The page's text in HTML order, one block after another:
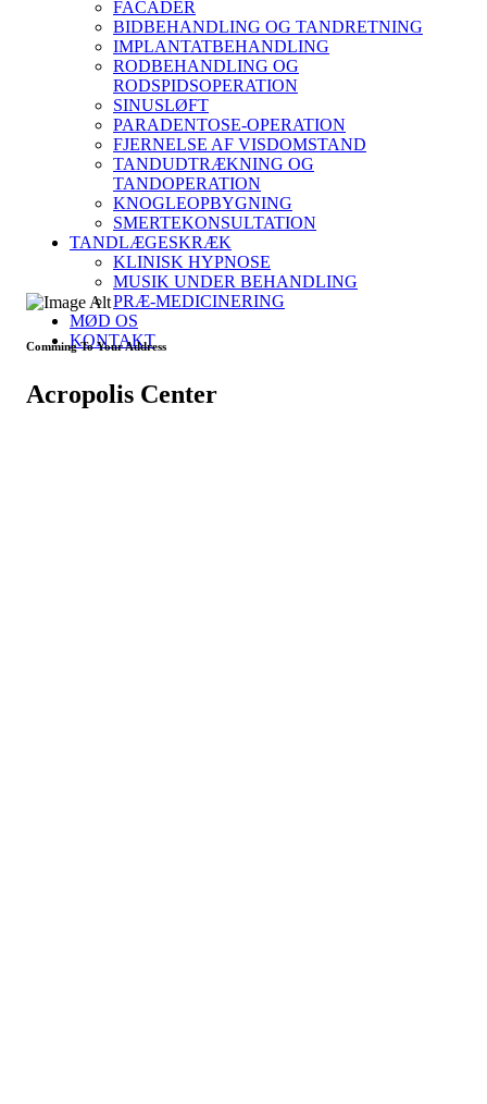
FACADER
BIDBEHANDLING OG TANDRETNING
IMPLANTATBEHANDLING
RODBEHANDLING OG
RODSPIDSOPERATION
SINUSLØFT
PARADENTOSE-OPERATION
FJERNELSE AF VISDOMSTAND
TANDUDTRÆKNING OG
TANDOPERATION
KNOGLEOPBYGNING
SMERTEKONSULTATION
TANDLÆGESKRÆK
KLINISK HYPNOSE
MUSIK UNDER BEHANDLING
PRÆ-MEDICINERING
MØD OS
KONTAKT
Comming To Your Address
Acropolis Center